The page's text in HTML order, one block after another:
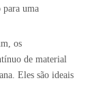
para uma
os
de material
Eles são ideais